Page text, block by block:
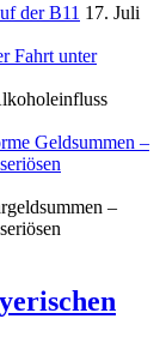
der B11 17. Juli
Fahrt unter
Geldsummen –
–